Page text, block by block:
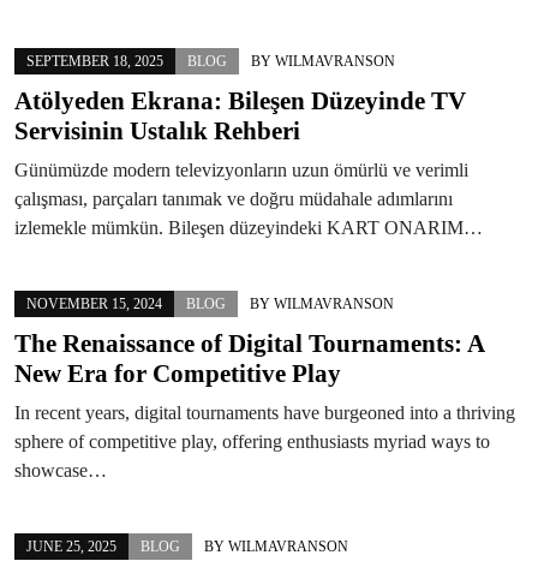
SEPTEMBER 18, 2025 BLOG BY WILMAVRANSON
Atölyeden Ekrana: Bileşen Düzeyinde TV
Servisinin Ustalık Rehberi
Günümüzde modern televizyonların uzun ömürlü ve verimli
çalışması, parçaları tanımak ve doğru müdahale adımlarını
izlemekle mümkün. Bileşen düzeyindeki KART ONARIM…
NOVEMBER 15, 2024 BLOG BY WILMAVRANSON
The Renaissance of Digital Tournaments: A
New Era for Competitive Play
In recent years, digital tournaments have burgeoned into a thriving
sphere of competitive play, offering enthusiasts myriad ways to
showcase…
JUNE 25, 2025 BLOG BY WILMAVRANSON